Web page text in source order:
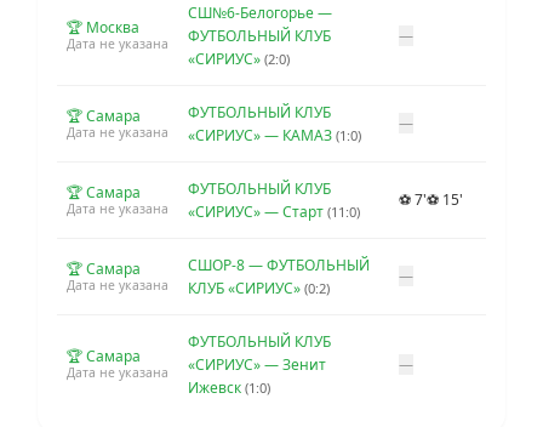
🏆 Москва
Дата не указана
СШ№6-Белогорье —
ФУТБОЛЬНЫЙ КЛУБ
«СИРИУС» (2:0)
—
🏆 Самара
Дата не указана
ФУТБОЛЬНЫЙ КЛУБ
«СИРИУС» — КАМАЗ (1:0)
—
🏆 Самара
Дата не указана
ФУТБОЛЬНЫЙ КЛУБ
«СИРИУС» — Старт (11:0)
⚽ 7'⚽ 15'
🏆 Самара
Дата не указана
СШОР-8 — ФУТБОЛЬНЫЙ
КЛУБ «СИРИУС» (0:2)
—
🏆 Самара
Дата не указана
ФУТБОЛЬНЫЙ КЛУБ
«СИРИУС» — Зенит
Ижевск (1:0)
—